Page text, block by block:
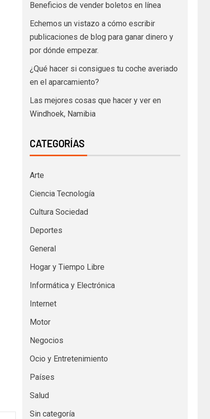
Beneficios de vender boletos en línea
Echemos un vistazo a cómo escribir
publicaciones de blog para ganar dinero y
por dónde empezar.
¿Qué hacer si consigues tu coche averiado
en el aparcamiento?
Las mejores cosas que hacer y ver en
Windhoek, Namibia
CATEGORÍAS
Arte
Ciencia Tecnología
Cultura Sociedad
Deportes
General
Hogar y Tiempo Libre
Informática y Electrónica
Internet
Motor
Negocios
Ocio y Entretenimiento
Países
Salud
Sin categoría